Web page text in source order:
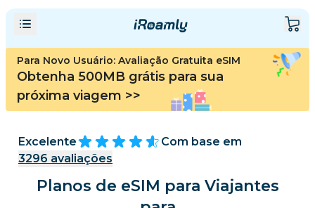
Para Novo Usuário: Avaliação Gratuita eSIM
Obtenha 500MB grátis para sua
próxima viagem >>
Excelente
Com base em
3296 avaliações
Planos de eSIM para Viajantes